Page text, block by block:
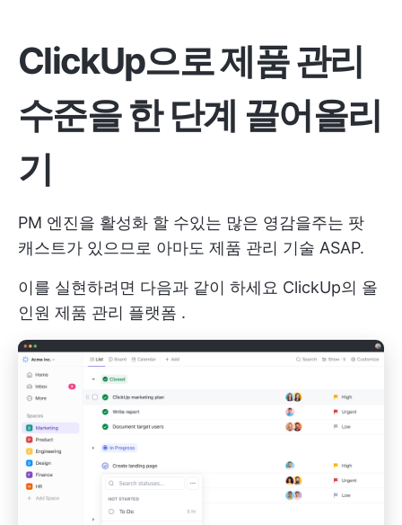
ClickUp으로 제품 관리
수준을 한 단계 끌어올리
기
PM 엔진을 활성화 할 수있는 많은 영감을주는 팟
캐스트가 있으므로 아마도 제품 관리 기술 ASAP.
이를 실현하려면 다음과 같이 하세요 ClickUp의 올
인원 제품 관리 플랫폼 .